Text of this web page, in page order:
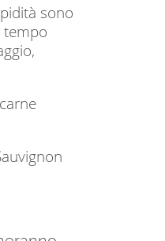
sono
tempo